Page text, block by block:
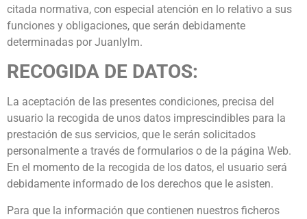
citada normativa, con especial atención en lo relativo a sus
funciones y obligaciones, que serán debidamente
determinadas por Juanlylm.
RECOGIDA DE DATOS:
La aceptación de las presentes condiciones, precisa del
usuario la recogida de unos datos imprescindibles para la
prestación de sus servicios, que le serán solicitados
personalmente a través de formularios o de la página Web.
En el momento de la recogida de los datos, el usuario será
debidamente informado de los derechos que le asisten.
Para que la información que contienen nuestros ficheros